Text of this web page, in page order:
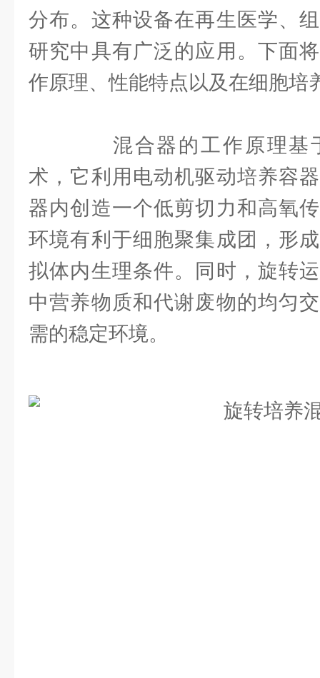
分布。这种设备在再生医学、
研究中具有广泛的应用。下面
作原理、性能特点以及在细胞培
混合器的工作原理基
术，它利用电动机驱动培养容
器内创造一个低剪切力和高氧
环境有利于细胞聚集成团，形
拟体内生理条件。同时，旋转
中营养物质和代谢废物的均匀
需的稳定环境。